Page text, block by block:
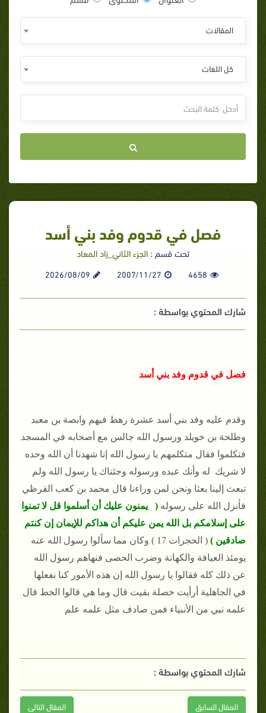
المقالات
كل اللغات
فصل في قدوم وفد بني أسد
تحت قسم : الجزء الثاني_زاد المعاد
4658
2007/11/27
2026/08/09
شارك المحتوي بواسطة :
فصل في قدوم وفد بني أسد
وقدم عليه وفد بني أسد عشرة رهط فيهم وابصة بن معبد
وطلحة بن خويلد ورسول الله جالس مع أصحابه في المسجد
فتكلموا فقال متكلمهم يا رسول الله إنا شهدنا أن الله وحده
لا شريك له وأنك عبده ورسوله وجئناك يا رسول الله ولم
تبعث إلينا بعثا ونحن لمن وراءنا قال محمد بن كعب القرظي
فأنزل الله على رسوله ( يمنون عليك أن أسلموا قل لا تمنوا
على إسلامكم بل الله يمن عليكم أن هداكم للإيمان إن كنتم
صادقين )
( الحجرات 17 ) وكان مما سألوا رسول الله عنه
يومئذ العيافة والكهانة وضرب الحصى فنهاهم رسول الله
عن ذلك كله فقالوا يا رسول الله إن هذه الأمور كنا نفعلها
في الجاهلية أرأيت خصلة بقيت قال وما هي قالوا الخط قال
علمه نبي من الأنبياء فمن صادف مثل علمه علم
شارك المحتوي بواسطة :
المقال السابق المقال التالى